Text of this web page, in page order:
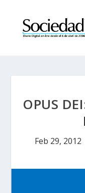
OPUS
Feb 29, 2012